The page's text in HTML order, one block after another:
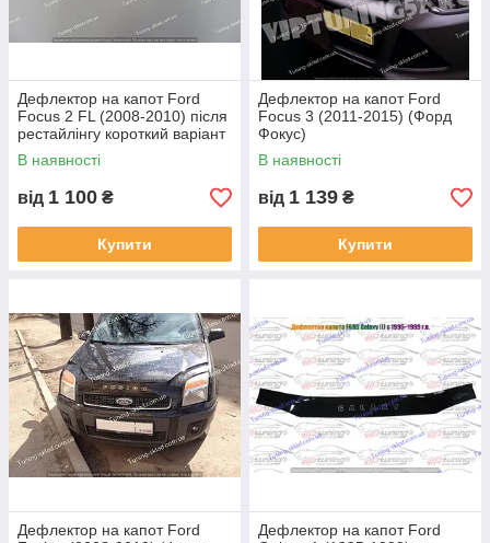
Дефлектор на капот Ford
Focus 2 FL (2008-2010) після
рестайлінгу короткий варіант
(Форд Фокус)
В наявності
від 1 100 ₴
Купити
Дефлектор на капот Ford
Focus 3 (2011-2015) (Форд
Фокус)
В наявності
від 1 139 ₴
Купити
Дефлектор на капот Ford
Дефлектор на капот Ford